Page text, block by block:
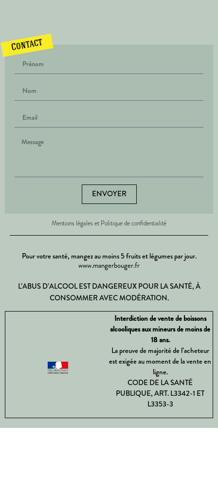
Contact
ENVOYER
Mentions légales et Politique de confidentialité
Pour votre santé, mangez au moins 5 fruits et légumes par jour.
www.mangerbouger.fr
L’ABUS D’ALCOOL EST DANGEREUX POUR LA SANTÉ, À
CONSOMMER AVEC MODÉRATION.
Interdiction de vente de boissons
alcooliques aux mineurs de moins de
18 ans.
La preuve de majorité de l’acheteur
est exigée au moment de la vente en
ligne.
CODE DE LA SANTÉ
PUBLIQUE, ART. L3342-1 ET
L3353-3